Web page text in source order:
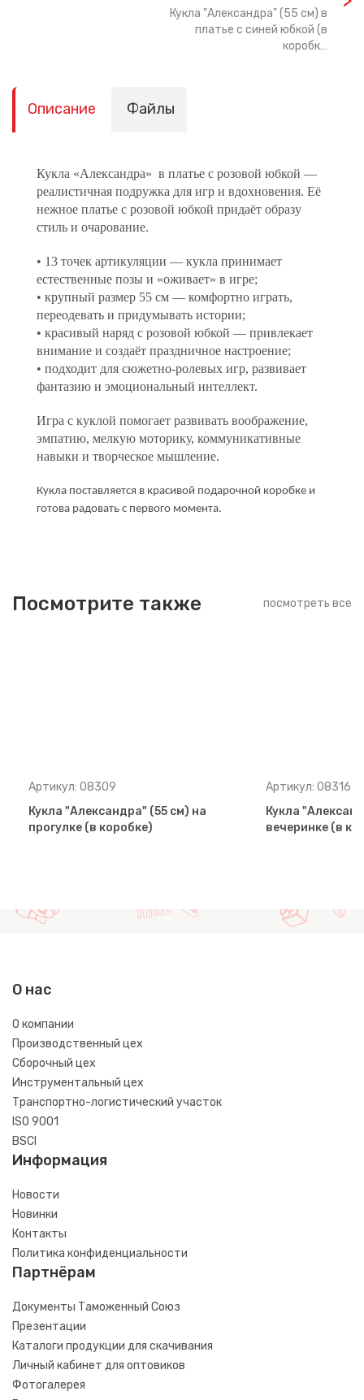
Кукла "Александра" (55 см) в
платье с синей юбкой (в
коробк…
Описание Файлы
Кукла «Александра» в платье с розовой юбкой —
реалистичная подружка для игр и вдохновения. Её
нежное платье с розовой юбкой придаёт образу
стиль и очарование.
• 13 точек артикуляции — кукла принимает
естественные позы и «оживает» в игре;
• крупный размер 55 см — комфортно играть,
переодевать и придумывать истории;
• красивый наряд с розовой юбкой — привлекает
внимание и создаёт праздничное настроение;
• подходит для сюжетно-ролевых игр, развивает
фантазию и эмоциональный интеллект.
Игра с куклой помогает развивать воображение,
эмпатию, мелкую моторику, коммуникативные
навыки и творческое мышление.
Кукла поставляется в красивой подарочной коробке и
готова радовать с первого момента.
Посмотрите также посмотреть все
Артикул: 08309
Кукла "Александра" (55 см) на
прогулке (в коробке)
Артикул: 08316
Кукла
вечеринке (в
О нас
О компании
Производственный цех
Сборочный цех
Инструментальный цех
Транспортно-логистический участок
ISO 9001
BSCI
Информация
Новости
Новинки
Контакты
Политика конфиденциальности
Партнёрам
Документы Таможенный Союз
Презентации
Каталоги продукции для скачивания
Личный кабинет для оптовиков
Фотогалерея